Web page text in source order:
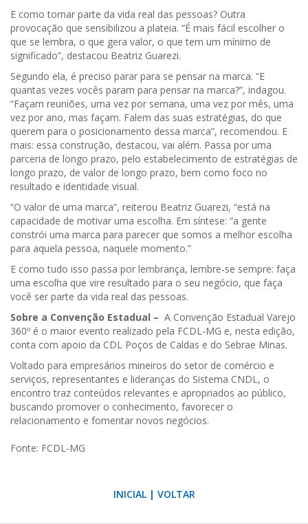
E como tornar parte da vida real das pessoas? Outra
provocação que sensibilizou a plateia. “É mais fácil escolher o
que se lembra, o que gera valor, o que tem um mínimo de
significado”, destacou Beatriz Guarezi.
Segundo ela, é preciso parar para se pensar na marca. “E
quantas vezes vocês param para pensar na marca?”, indagou.
“Façam reuniões, uma vez por semana, uma vez por mês, uma
vez por ano, mas façam. Falem das suas estratégias, do que
querem para o posicionamento dessa marca”, recomendou. E
mais: essa construção, destacou, vai além. Passa por uma
parceria de longo prazo, pelo estabelecimento de estratégias de
longo prazo, de valor de longo prazo, bem como foco no
resultado e identidade visual.
“O valor de uma marca”, reiterou Beatriz Guarezi, “está na
capacidade de motivar uma escolha. Em síntese: “a gente
constrói uma marca para parecer que somos a melhor escolha
para aquela pessoa, naquele momento.”
E como tudo isso passa por lembrança, lembre-se sempre: faça
uma escolha que vire resultado para o seu negócio, que faça
você ser parte da vida real das pessoas.
Sobre a Convenção Estadual – A Convenção Estadual Varejo
360º é o maior evento realizado pela FCDL-MG e, nesta edição,
conta com apoio da CDL Poços de Caldas e do Sebrae Minas.
Voltado para empresários mineiros do setor de comércio e
serviços, representantes e lideranças do Sistema CNDL, o
encontro traz conteúdos relevantes e apropriados ao público,
buscando promover o conhecimento, favorecer o
relacionamento e fomentar novos negócios.
Fonte: FCDL-MG
INICIAL| VOLTAR